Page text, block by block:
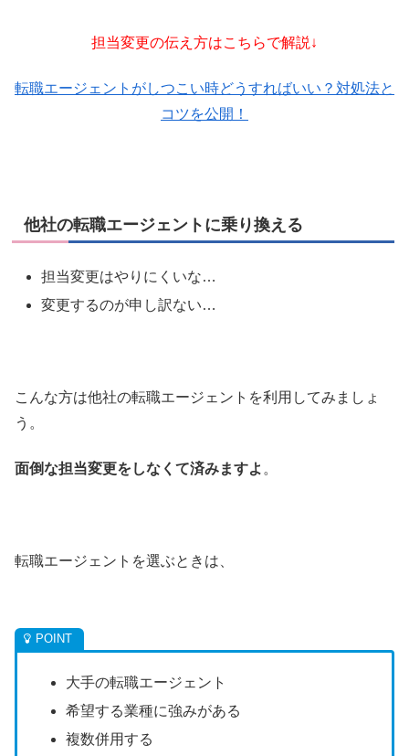
担当変更の伝え方はこちらで解説↓
転職エージェントがしつこい時どうすればいい？対処法と
コツを公開！
他社の転職エージェントに乗り換える
担当変更はやりにくいな…
変更するのが申し訳ない…
こんな方は他社の転職エージェントを利用してみましょ
う。
面倒な担当変更をしなくて済みますよ 。
転職エージェントを選ぶときは、
大手の転職エージェント
希望する業種に強みがある
複数併用する